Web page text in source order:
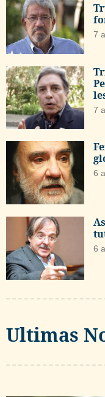
7
7
6
6
Ultimas